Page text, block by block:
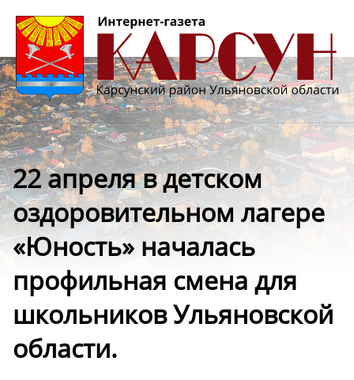
22 апреля в детском
оздоровительном лагере
«Юность» началась
профильная смена для
школьников Ульяновской
области.